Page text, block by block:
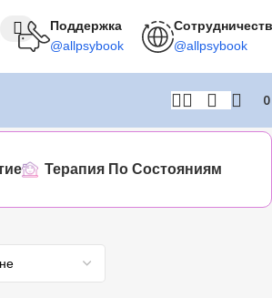
Поддержка
@allpsybook @allpsybook
Терапия По Состояниям